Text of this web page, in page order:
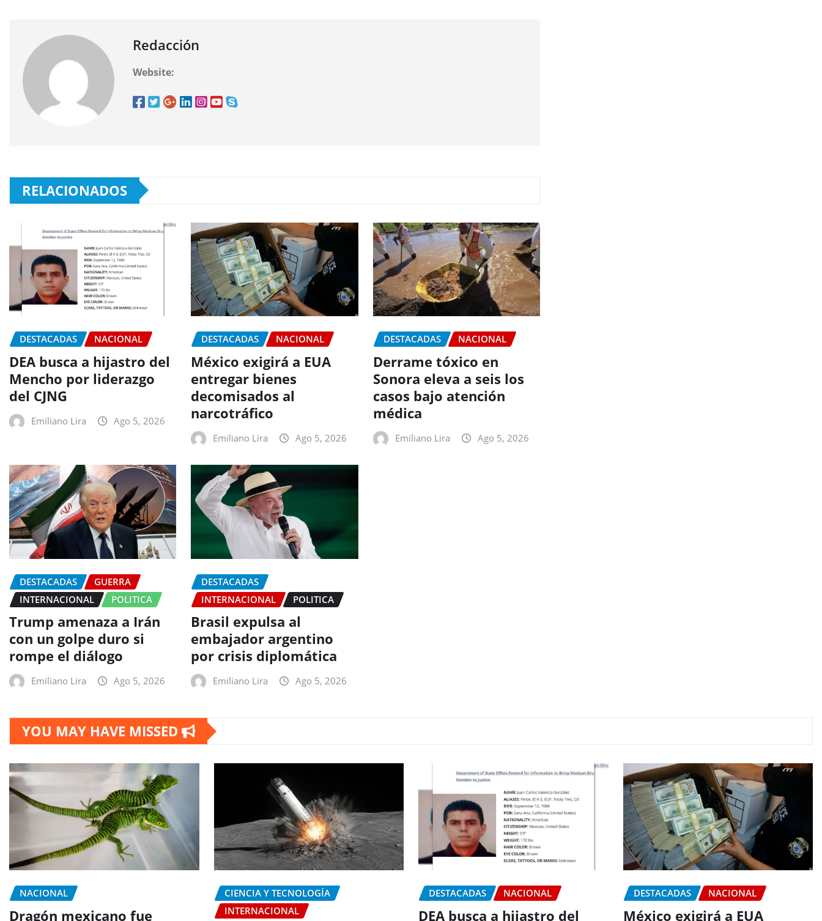
Redacción
Website:
RELACIONADOS
DESTACADAS NACIONAL
DEA busca a hijastro del
Mencho por liderazgo
del CJNG
Emiliano Lira Ago 5, 2026
DESTACADAS NACIONAL
México exigirá a EUA
entregar bienes
decomisados al
narcotráfico
Emiliano Lira Ago 5, 2026
DESTACADAS NACIONAL
Derrame tóxico en
Sonora eleva a seis los
casos bajo atención
médica
Emiliano Lira Ago 5, 2026
DESTACADAS
GUERRA
INTERNACIONAL
POLITICA
Trump amenaza a Irán
con un golpe duro si
rompe el diálogo
Emiliano Lira Ago 5, 2026
DESTACADAS
INTERNACIONAL
POLITICA
Brasil expulsa al
embajador argentino
por crisis diplomática
Emiliano Lira Ago 5, 2026
YOU MAY HAVE MISSED
NACIONAL
Dragón mexicano fue
CIENCIA Y TECNOLOGÍA
INTERNACIONAL
DESTACADAS NACIONAL
DEA busca a hijastro del
DESTACADAS NACIONAL
México exigirá a EUA